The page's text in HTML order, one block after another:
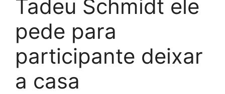
Tadeu Schmidt ele
pede para
participante deixar
a casa